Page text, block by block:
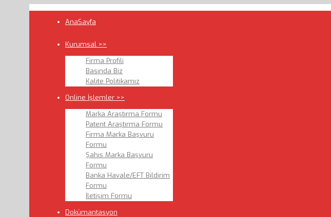
AnaSayfa
Kurumsal >>
Firma Profili
Basında Biz
Kalite Politikamız
Online İşlemler >>
Marka Araştırma Formu
Patent Araştırma Formu
Firma Marka Başvuru
Formu
Şahıs Marka Başvuru
Formu
Banka Havale/EFT Bildirim
Formu
İletişim Formu
Dokümantasyon